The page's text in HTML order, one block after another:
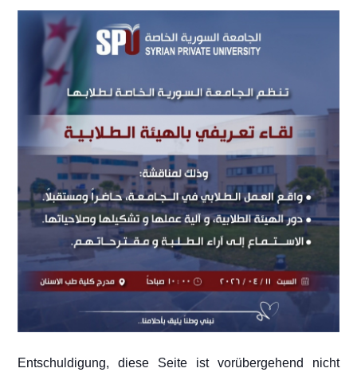
Entschuldigung, diese Seite ist vorübergehend nicht